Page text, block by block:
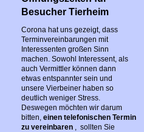
Besucher Tierheim
Corona hat uns gezeigt, dass
Terminvereinbarungen mit
Interessenten großen Sinn
machen. Sowohl Interessent, als
auch Vermittler können dann
etwas entspannter sein und
unsere Vierbeiner haben so
deutlich weniger Stress.
Deswegen möchten wir darum
bitten, einen telefonischen Termin
zu vereinbaren , sollten Sie